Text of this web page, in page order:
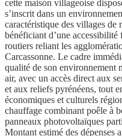
cette maison villageoise
s’inscrit dans un
caractéristique des villages de
bénéficiant d’une
routiers reliant les
Carcassonne. Le cadre
qualité de son environnement
air, avec un accès direct aux
et aux reliefs pyrénéens, tout
économiques et culturels
chauffage combinant poêle à
panneaux photovoltaïques
Montant estimé des dépenses